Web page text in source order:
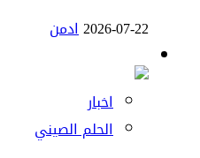
2026-07-22ادمن
اخبار
الحلم الصيني